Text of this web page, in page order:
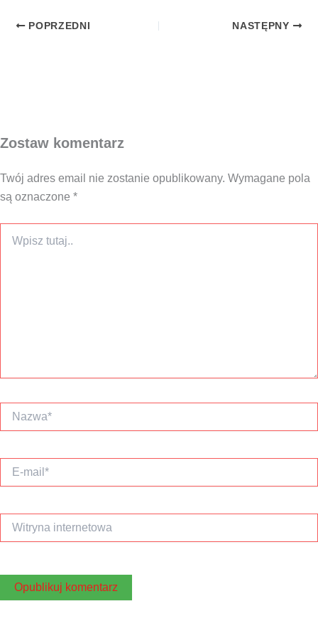
POPRZEDNI NASTĘPNY
Zostaw komentarz
Twój adres email nie zostanie opublikowany. Wymagane pola
są oznaczone *
tutaj..
mail*
internetowa